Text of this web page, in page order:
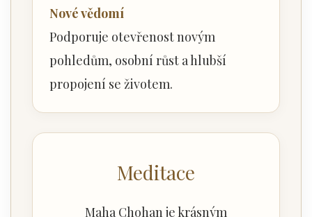
Nové vědomí
Podporuje otevřenost novým
pohledům, osobní růst a hlubší
propojení se životem.
Meditace
Maha Chohan je krásným